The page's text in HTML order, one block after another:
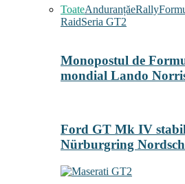
ToateAnduranțăeRally
RaidSeria GT2
Monopostul de
mondial Lando
Ford GT Mk IV
Nürburgring